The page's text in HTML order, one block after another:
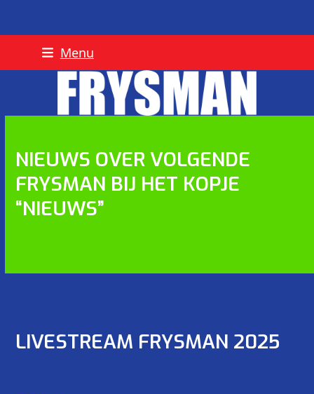
Menu
NIEUWS OVER VOLGENDE
FRYSMAN BIJ HET KOPJE
“NIEUWS”
LIVESTREAM FRYSMAN 2025